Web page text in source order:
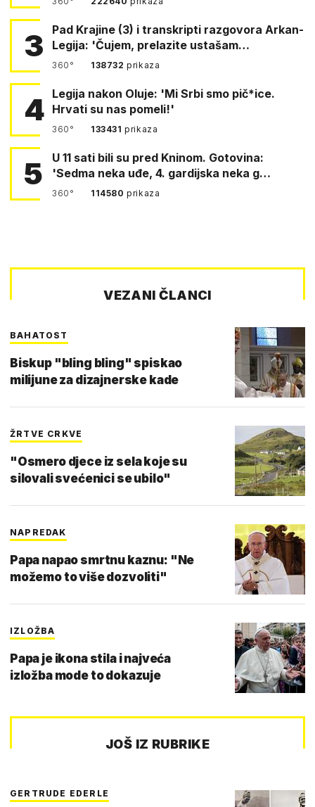
3
Pad Krajine (3) i transkripti razgovora Arkan-
Legija: 'Čujem, prelazite ustašam…
360° 138732prikaza
4 Legija nakon Oluje: 'Mi Srbi smo pič*ice.
Hrvati su nas pomeli!'
360° 133431prikaza
5
U 11 sati bili su pred Kninom. Gotovina:
'Sedma neka uđe, 4. gardijska neka g…
360° 114580prikaza
VEZANI ČLANCI
BAHATOST
Biskup "bling bling" spiskao
milijune za dizajnerske kade
ŽRTVE CRKVE
"Osmero djece iz sela koje su
silovali svećenici se ubilo"
NAPREDAK
Papa napao smrtnu kaznu: "Ne
možemo to više dozvoliti"
IZLOŽBA
Papa je ikona stila i najveća
izložba mode to dokazuje
JOŠ IZ RUBRIKE
GERTRUDE EDERLE